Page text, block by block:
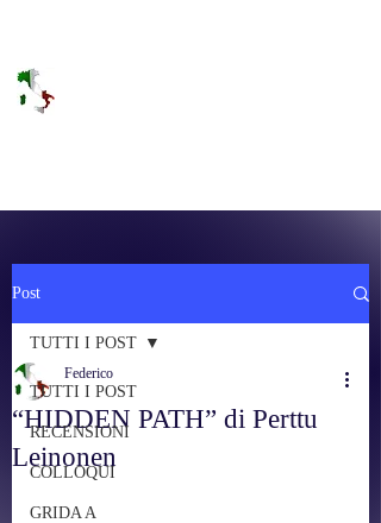
Post
TUTTI I POST
RECENSIONI
COLLOQUI
GRIDA A
TUTTI I POST
“HIDDEN PATH” di Perttu
Leinonen
Federico